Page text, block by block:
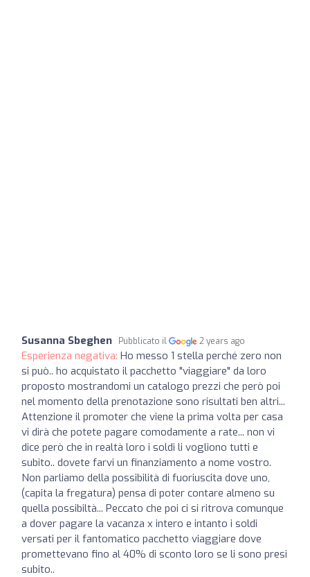
Susanna Sbeghen Pubblicato il 2 years ago
Esperienza negativa: Ho messo 1 stella perché zero non
si può.. ho acquistato il pacchetto "viaggiare" da loro
proposto mostrandomi un catalogo prezzi che però poi
nel momento della prenotazione sono risultati ben altri...
Attenzione il promoter che viene la prima volta per casa
vi dirà che potete pagare comodamente a rate... non vi
dice però che in realtà loro i soldi li vogliono tutti e
subito.. dovete farvi un finanziamento a nome vostro.
Non parliamo della possibilità di fuoriuscita dove uno,
(capita la fregatura) pensa di poter contare almeno su
quella possibiltà... Peccato che poi ci si ritrova comunque
a dover pagare la vacanza x intero e intanto i soldi
versati per il fantomatico pacchetto viaggiare dove
promettevano fino al 40% di sconto loro se li sono presi
subito..